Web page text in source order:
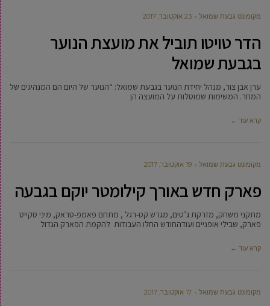
מקומונט גבעת שמואל 23 אוקטובר, 2017
הדר טויטו תוביל את מועצת הנוער
בגבעת שמואל
ערן אבן צור, מנהל יחידת הנוער בגבעת שמואל: “הנוער של היום הם המנהיגים של
המחר. המשימות שמוטלות על המועצה הן
קרא עוד ←
מקומונט גבעת שמואל 19 אוקטובר, 2017
פארק חדש באורך קילומטר יוקם בגבעה
מתקני משחק, מזרקת ג’טים, מגרש קט-רגל , מתחם פאמפ-טראק, מיני סקייט
פארק, שבילי אופניים ועודהחודש החלו העבודות להקמת הפארק הגדול
קרא עוד ←
מקומונט גבעת שמואל 17 אוקטובר, 2017